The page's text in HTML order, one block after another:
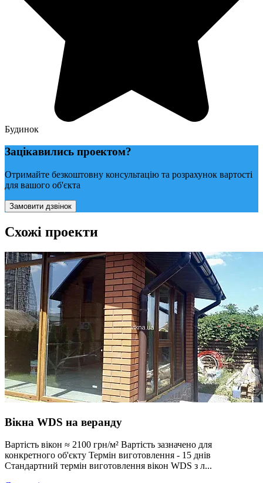
Будинок
Зацікавились проектом?
Отримайте безкоштовну консультацію та розрахунок вартості
для вашого об'єкта
Замовити дзвінок
Схожі проекти
Вікна WDS на веранду
Вартість вікон ≈ 2100 грн/м² Вартість зазначено для
конкретного об'єкту Термін виготовлення - 15 днів
Стандартний термін виготовлення вікон WDS з л...